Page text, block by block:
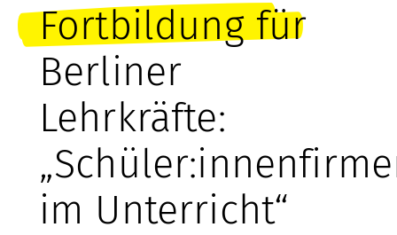
Fortbildung für
Berliner
Lehrkräfte:
im Unterricht“